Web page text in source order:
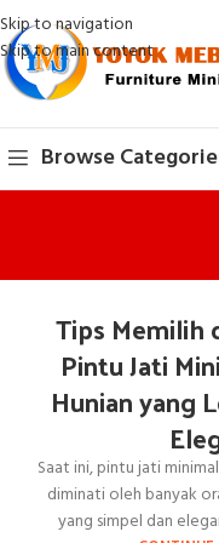
Skip to navigation
Skip to main content
Browse
Tips Memilih
Pintu Jati
Hunian yang
Saat ini, pintu jati
diminati oleh banyak
yang simpel dan